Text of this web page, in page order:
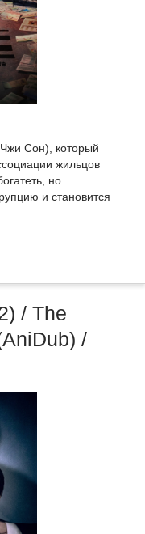
Сон), который
жильцов
но
и становится
/ The
/